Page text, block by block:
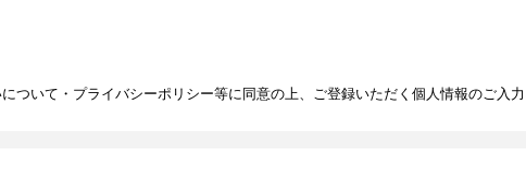
ついて・プライバシーポリシー等に同意の上、ご登録いただく個人情報のご入力